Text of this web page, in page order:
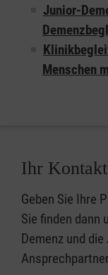
Junior-
Menschen
Ihr
Geben Sie Ihre
Sie finden dann
Demenz und